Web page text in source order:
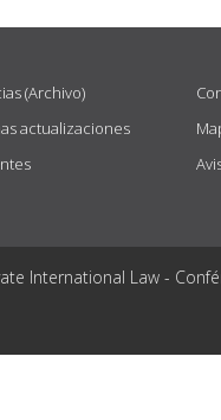
(Archivo)
actualizaciones
International Law -